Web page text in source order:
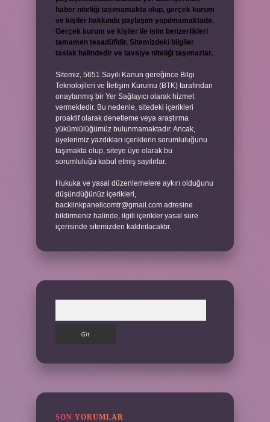
haber niteliği taşımamakta olup, gerçek kurum
ve kişiler hakkında paylaşım yapılmamaktadır.
Gerçek kurum ve kişiler ile isim benzerlikleri
tamamen tesadüfidir. Sitemizdeki bilgiler
taslak halindedir ve tavsiye niteliği taşımazlar.
Sitemiz, 5651 Sayılı Kanun gereğince Bilgi
Teknolojileri ve İletişim Kurumu (BTK) tarafından
onaylanmış bir Yer Sağlayıcı olarak hizmet
vermektedir. Bu nedenle, sitedeki içerikleri
proaktif olarak denetleme veya araştırma
yükümlülüğümüz bulunmamaktadır. Ancak,
üyelerimiz yazdıkları içeriklerin sorumluluğunu
taşımakta olup, siteye üye olarak bu
sorumluluğu kabul etmiş sayılırlar.
Hukuka ve yasal düzenlemelere aykırı olduğunu
düşündüğünüz içerikleri,
backlinkpanelicomtr@gmail.com adresine
bildirmeniz halinde, ilgili içerikler yasal süre
içerisinde sitemizden kaldırılacaktır.
SON YORUMLAR